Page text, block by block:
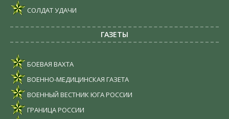
СОЛДАТ УДАЧИ
ГАЗЕТЫ
БОЕВАЯ ВАХТА
ВОЕННО-МЕДИЦИНСКАЯ ГАЗЕТА
ВОЕННЫЙ ВЕСТНИК ЮГА РОССИИ
ГРАНИЦА РОССИИ